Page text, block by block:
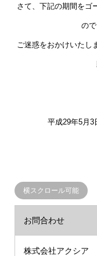
さて、下記の期間をゴ
の
ご迷惑をおかけいたし
平成29年5月3
お問合わせ
株式会社アクシア